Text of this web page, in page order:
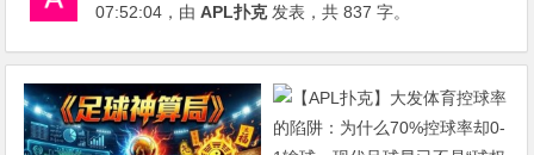
07:52:04 ，由APL扑克发表，共 837 字。